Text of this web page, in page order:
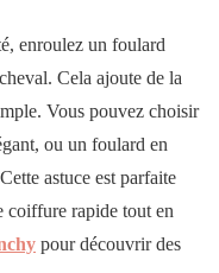
enroulez un foulard
Cela ajoute de la
Vous pouvez choisir
ou un foulard en
astuce est parfaite
coiffure rapide tout en
pour découvrir des